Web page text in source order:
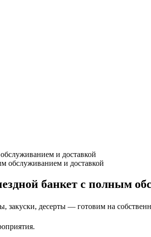
и доставкой
банкет с полным
закуски, десерты — готовим на